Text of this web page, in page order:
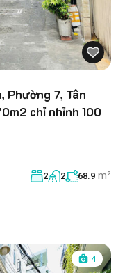
Phường 7, Tân
chỉ nhỉnh 100
2 2 68.9 m²
4